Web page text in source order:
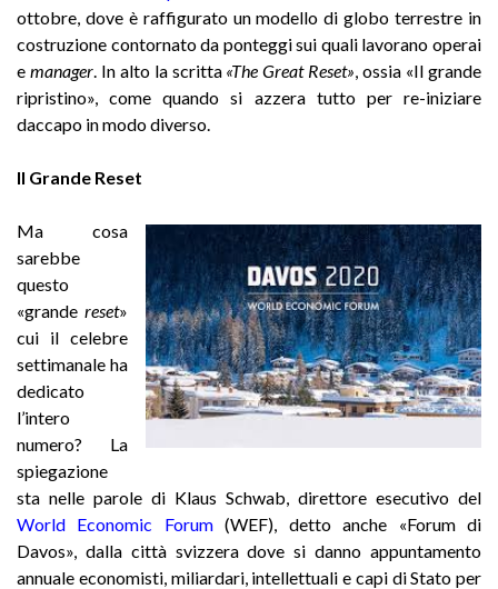
ottobre, dove è raffigurato un modello di globo terrestre in
costruzione contornato da ponteggi sui quali lavorano operai
e manager. In alto la scritta «The Great Reset» , ossia «Il grande
ripristino», come quando si azzera tutto per re-iniziare
daccapo in modo diverso.
Il Grande Reset
Ma cosa
sarebbe
questo
«grande reset»
cui il celebre
settimanale ha
dedicato
l’intero
numero? La
spiegazione
sta nelle parole di Klaus Schwab, direttore esecutivo del
World Economic Forum (WEF), detto anche «Forum di
Davos», dalla città svizzera dove si danno appuntamento
annuale economisti, miliardari, intellettuali e capi di Stato per